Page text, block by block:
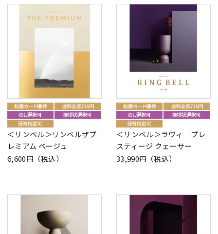
＜リンベル＞リンベルザプ
レミアム ベージュ
6,600円（税込）
＜リンベル＞ラヴィ プレ
スティージ クェーサー
33,990円（税込）